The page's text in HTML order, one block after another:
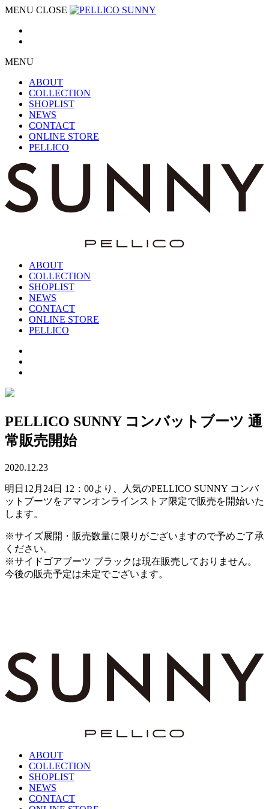
MENU CLOSE
MENU
ABOUT
COLLECTION
SHOPLIST
NEWS
CONTACT
ONLINE STORE
PELLICO
ABOUT
COLLECTION
SHOPLIST
NEWS
CONTACT
ONLINE STORE
PELLICO
PELLICO SUNNY コンバットブーツ 通
常販売開始
2020.12.23
明日12月24日 12：00より、人気のPELLICO SUNNY コンバ
ットブーツをアマンオンラインストア限定で販売を開始いた
します。
※サイズ展開・販売数量に限りがございますので予めご了承
ください。
※サイドゴアブーツ ブラックは現在販売しておりません。
今後の販売予定は未定でございます。
ABOUT
COLLECTION
SHOPLIST
NEWS
CONTACT